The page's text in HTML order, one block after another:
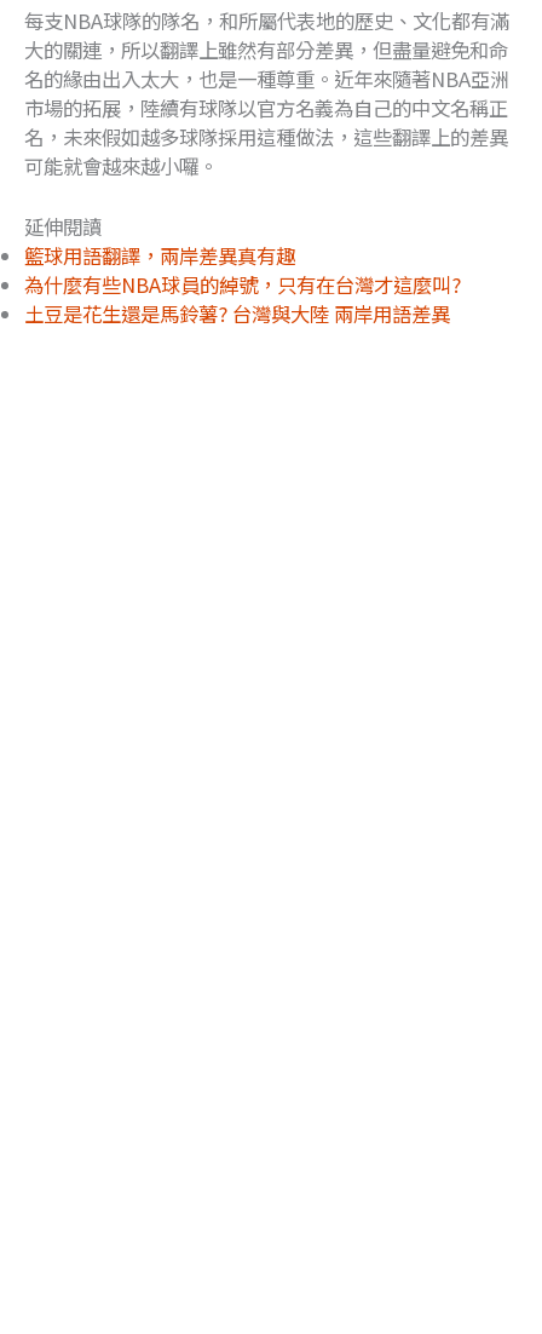
每支NBA球隊的隊名，和所屬代表地的歷史、文化都有滿
大的關連，所以翻譯上雖然有部分差異，但盡量避免和命
名的緣由出入太大，也是一種尊重。近年來隨著NBA亞洲
市場的拓展，陸續有球隊以官方名義為自己的中文名稱正
名，未來假如越多球隊採用這種做法，這些翻譯上的差異
可能就會越來越小囉。
延伸閱讀
籃球用語翻譯，兩岸差異真有趣
為什麼有些NBA球員的綽號，只有在台灣才這麼叫?
土豆是花生還是馬鈴薯? 台灣與大陸 兩岸用語差異